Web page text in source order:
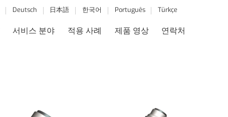
Deutsch 日本語 한국어 Português Türkçe
서비스 분야 적용 사례 제품 영상 연락처